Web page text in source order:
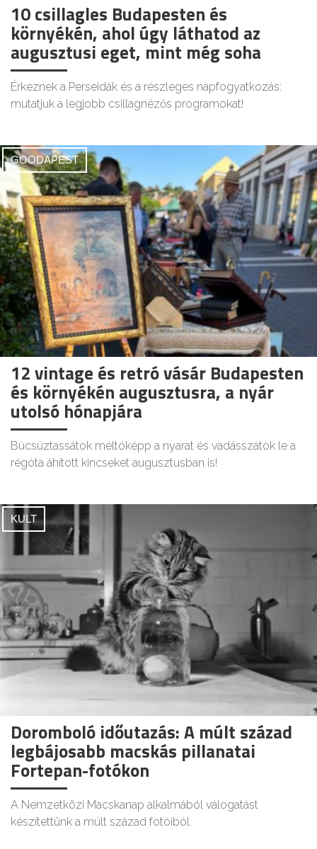
10 csillagles Budapesten és
környékén, ahol úgy láthatod az
augusztusi eget, mint még soha
Érkeznek a Perseidák és a részleges napfogyatkozás:
mutatjuk a legjobb csillagnézős programokat!
GOODAPEST
12 vintage és retró vásár Budapesten
és környékén augusztusra, a nyár
utolsó hónapjára
Búcsúztassátok méltóképp a nyarat és vadásszátok le a
régóta áhított kincseket augusztusban is!
KULT
Doromboló időutazás: A múlt század
legbájosabb macskás pillanatai
Fortepan-fotókon
A Nemzetközi Macskanap alkalmából válogatást
készítettünk a múlt század fotóiból.